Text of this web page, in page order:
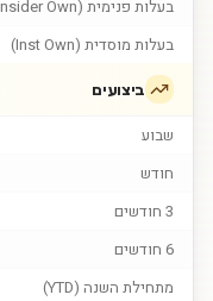
בעלות פנימית (Insider Own)
בעלות מוסדית (Inst Own)
ביצועים
שבוע
חודש
3 חודשים
6 חודשים
מתחילת השנה (YTD)